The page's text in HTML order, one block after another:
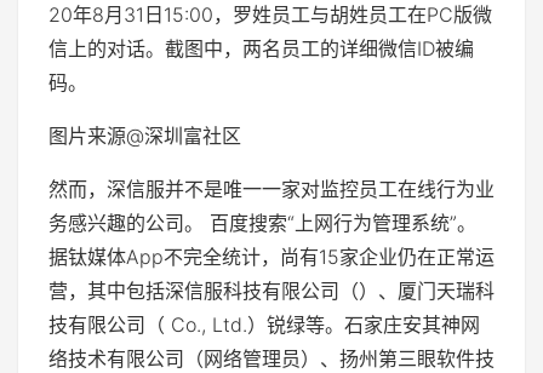
20年8月31日15:00，罗姓员工与胡姓员工在PC版微
信上的对话。截图中，两名员工的详细微信ID被编
码。
图片来源@深圳富社区
然而，深信服并不是唯一一家对监控员工在线行为业
务感兴趣的公司。 百度搜索“上网行为管理系统”。
据钛媒体App不完全统计，尚有15家企业仍在正常运
营，其中包括深信服科技有限公司（）、厦门天瑞科
技有限公司（ Co., Ltd.）锐绿等。石家庄安其神网
络技术有限公司（网络管理员）、扬州第三眼软件技